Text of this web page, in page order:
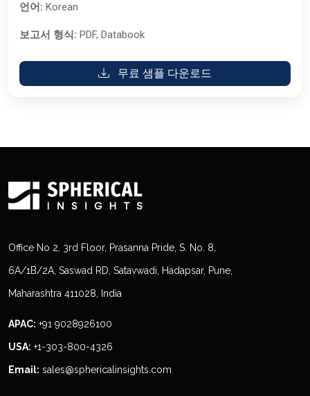
언어: Korean
보고서 형식: PDF, Databook
무료 샘플 다운로드
Office No 2, 3rd Floor, Prasanna Pride, S. No. 8,
6A/1B/2A, Saswad RD, Satavwadi, Hadapsar, Pune,
Maharashtra 411028, India
APAC: +91 9028926100
USA: +1-303-800-4326
Email: sales@sphericalinsights.com